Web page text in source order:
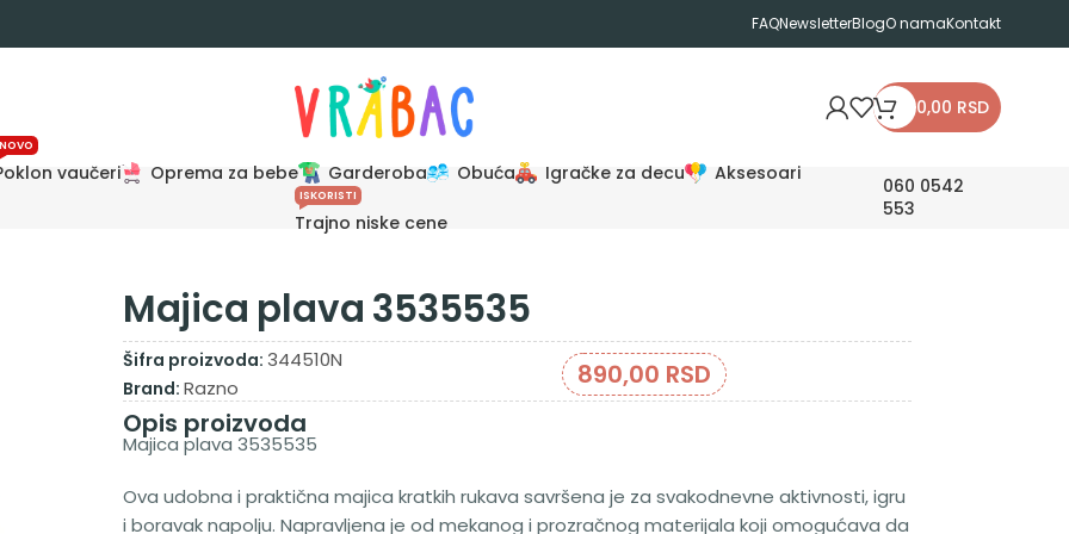
FAQNewsletterBlogO namaKontakt
0,00 RSD
vaučeri
NOVO
Oprema za bebe Garderoba Obuća Igračke za decu Aksesoari
Trajno niske cene
ISKORISTI
060 0542
553
Majica plava 3535535
Šifra proizvoda: 344510N
Brand: Razno 890,00 RSD
Opis proizvoda
Majica plava 3535535
Ova udobna i praktična majica kratkih rukava savršena je za svakodnevne aktivnosti, igru
i boravak napolju. Napravljena je od mekanog i prozračnog materijala koji omogućava da